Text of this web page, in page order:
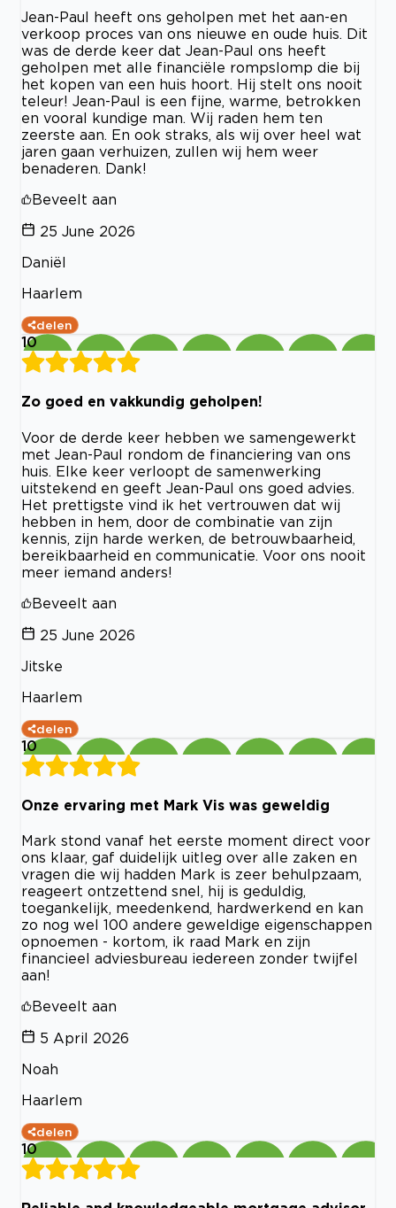
Jean-Paul heeft ons geholpen met het aan-en
verkoop proces van ons nieuwe en oude huis. Dit
was de derde keer dat Jean-Paul ons heeft
geholpen met alle financiële rompslomp die bij
het kopen van een huis hoort. Hij stelt ons nooit
teleur! Jean-Paul is een fijne, warme, betrokken
en vooral kundige man. Wij raden hem ten
zeerste aan. En ook straks, als wij over heel wat
jaren gaan verhuizen, zullen wij hem weer
benaderen. Dank!
Beveelt aan
25 June 2026
Daniël
Haarlem
delen
10
Zo goed en vakkundig geholpen!
Voor de derde keer hebben we samengewerkt
met Jean-Paul rondom de financiering van ons
huis. Elke keer verloopt de samenwerking
uitstekend en geeft Jean-Paul ons goed advies.
Het prettigste vind ik het vertrouwen dat wij
hebben in hem, door de combinatie van zijn
kennis, zijn harde werken, de betrouwbaarheid,
bereikbaarheid en communicatie. Voor ons nooit
meer iemand anders!
Beveelt aan
25 June 2026
Jitske
Haarlem
delen
10
Onze ervaring met Mark Vis was geweldig
Mark stond vanaf het eerste moment direct voor
ons klaar, gaf duidelijk uitleg over alle zaken en
vragen die wij hadden Mark is zeer behulpzaam,
reageert ontzettend snel, hij is geduldig,
toegankelijk, meedenkend, hardwerkend en kan
zo nog wel 100 andere geweldige eigenschappen
opnoemen - kortom, ik raad Mark en zijn
financieel adviesbureau iedereen zonder twijfel
aan!
Beveelt aan
5 April 2026
Noah
Haarlem
delen
10